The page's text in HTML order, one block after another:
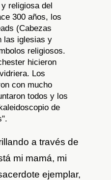
religiosa del
300 años, los
(Cabezas
las iglesias y
religiosos.
hicieron
Los
con mucho
todos y los
de
a través de
mi mamá, mi
ejemplar,